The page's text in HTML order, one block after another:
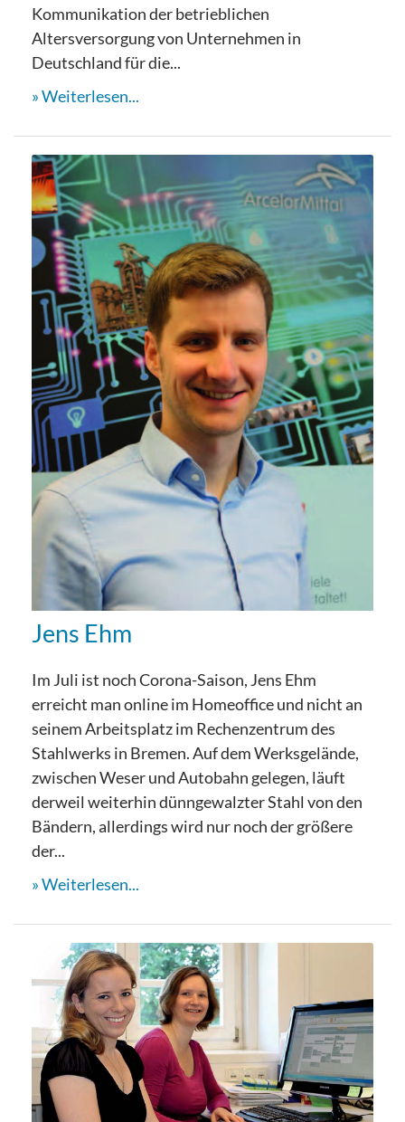
Kommunikation der betrieblichen
Altersversorgung von Unternehmen in
Deutschland für die...
Weiterlesen...
Jens Ehm
Im Juli ist noch Corona-Saison, Jens Ehm
erreicht man online im Homeoffice und nicht an
seinem Arbeitsplatz im Rechenzentrum des
Stahlwerks in Bremen. Auf dem Werksgelände,
zwischen Weser und Autobahn gelegen, läuft
derweil weiterhin dünngewalzter Stahl von den
Bändern, allerdings wird nur noch der größere
der...
Weiterlesen...